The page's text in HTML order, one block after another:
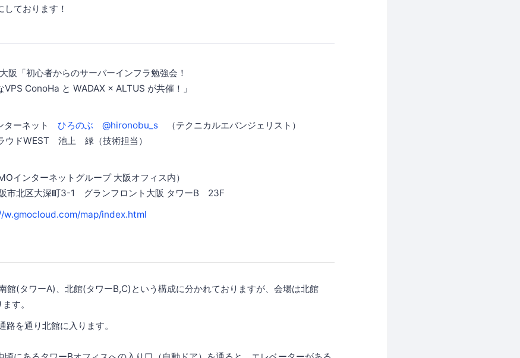
ております！
初心者からのサーバーインフラ勉強会！
ConoHa と WADAX × ALTUS が共催！」
ーネット ひろのぶ @hironobu_s （テクニカルエバンジェリスト）
WEST 池上 緑（技術担当）
ンターネットグループ 大阪オフィス内）
北区大深町3-1 グランフロント大阪 タワーB 23F
w.gmocloud.com/map/index.html
館(タワーA)、北館(タワーB,C)という構成に分かれておりますが、会場は北館
す。
を通り北館に入ります。